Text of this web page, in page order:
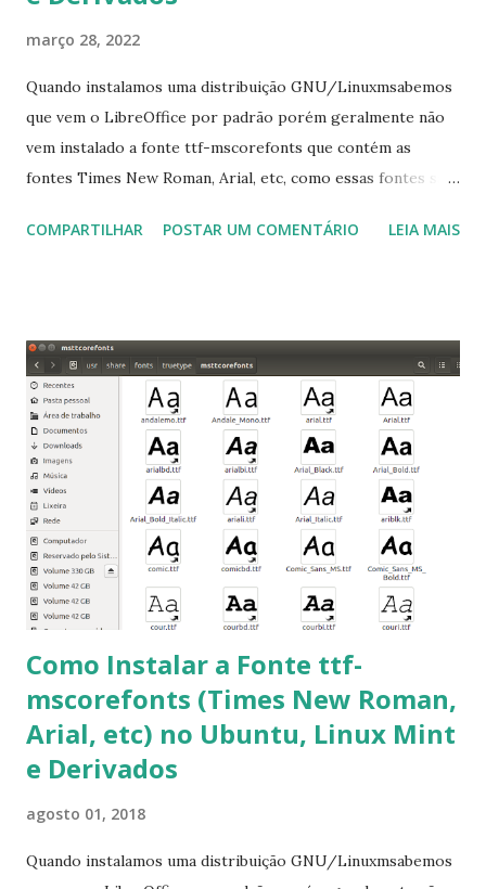
março 28, 2022
Quando instalamos uma distribuição GNU/Linuxmsabemos
que vem o LibreOffice por padrão porém geralmente não
vem instalado a fonte ttf-mscorefonts que contém as
fontes Times New Roman, Arial, etc, como essas fontes são
a Associação Brasileira de Normas Técnicas (ABNT), exige
que contém essas fontes. Ao instalar o GNU/Linux abra o
terminal e execute o comando: $ sudo apt-get install ttf-
mscorefonts-installer Leia os termos de uso e avance
clicando em “Ok” Agora aceite os termos de uso clicando
em “Sim” Pronto agora abra o LibreOffice e veja se as
fontes Times New Roman, Arial estão instaladas. Caso
ocorra algum erro ou precisa reinstalar, execute: $ sudo
apt-get install --reinstall ttf-mscorefonts-installer
COMPARTILHAR POSTAR UM COMENTÁRIO LEIA MAIS
Como Instalar a Fonte ttf-
mscorefonts (Times New Roman,
Arial, etc) no Ubuntu, Linux Mint
e Derivados
agosto 01, 2018
Quando instalamos uma distribuição GNU/Linuxmsabemos